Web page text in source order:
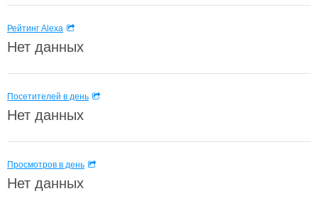
Рейтинг Alexa
Нет данных
Посетителей в день
Нет данных
Просмотров в день
Нет данных